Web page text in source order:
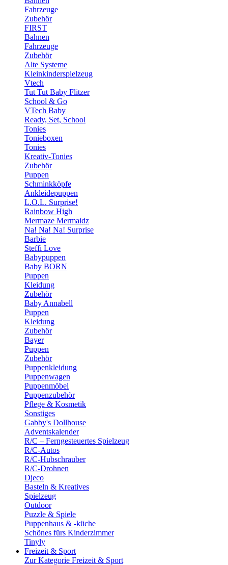
Fahrzeuge
Zubehör
FIRST
Bahnen
Fahrzeuge
Zubehör
Alte Systeme
Kleinkinderspielzeug
Vtech
Tut Tut Baby Flitzer
School & Go
VTech Baby
Ready, Set, School
Tonies
Tonieboxen
Tonies
Kreativ-Tonies
Zubehör
Puppen
Schminkköpfe
Ankleidepuppen
L.O.L. Surprise!
Rainbow High
Mermaze Mermaidz
Na! Na! Na! Surprise
Barbie
Steffi Love
Babypuppen
Baby BORN
Puppen
Kleidung
Zubehör
Baby Annabell
Puppen
Kleidung
Zubehör
Bayer
Puppen
Zubehör
Puppenkleidung
Puppenwagen
Puppenmöbel
Puppenzubehör
Pflege & Kosmetik
Sonstiges
Gabby's Dollhouse
Adventskalender
R/C – Ferngesteuertes Spielzeug
R/C-Autos
R/C-Hubschrauber
R/C-Drohnen
Djeco
Basteln & Kreatives
Spielzeug
Outdoor
Puzzle & Spiele
Puppenhaus & -küche
Schönes fürs Kinderzimmer
Tinyly
Freizeit & Sport
Zur Kategorie Freizeit & Sport